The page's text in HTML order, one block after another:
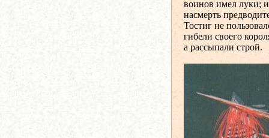
воинов имел луки;
насмерть
Тостиг не
гибели своего
а рассыпали строй.